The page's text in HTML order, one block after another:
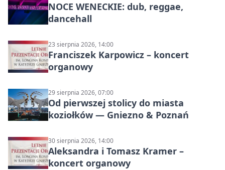
NOCE WENECKIE: dub, reggae,
dancehall
23 sierpnia 2026, 14:00
Franciszek Karpowicz – koncert
organowy
29 sierpnia 2026, 07:00
Od pierwszej stolicy do miasta
koziołków — Gniezno & Poznań
30 sierpnia 2026, 14:00
Aleksandra i Tomasz Kramer –
koncert organowy